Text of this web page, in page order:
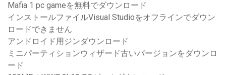
Mafia 1 pc gameを無料でダウンロード
インストールファイルVisual Studioをオフラインでダウン
ロードできません
アンドロイド用ジンダウンロード
ミニパーティションウィザード古いバージョンをダウンロ
ード